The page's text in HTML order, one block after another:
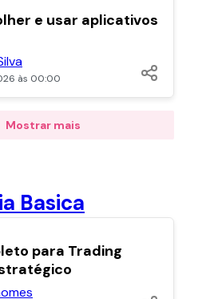
POPULARES
e usar aplicativos
às 00:00
Mostrar mais
Basica
POPULARES
para Trading